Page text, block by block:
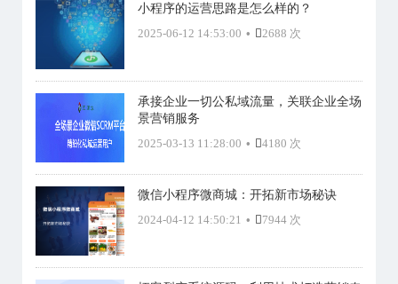
小程序的运营思路是怎么样的？
2025-06-12 14:53:00 • 2688 次
承接企业一切公私域流量，关联企业全场
景营销服务
2025-03-13 11:28:00 • 4180 次
微信小程序微商城：开拓新市场秘诀
2024-04-12 14:50:21 • 7944 次